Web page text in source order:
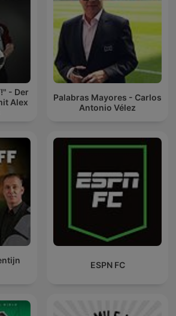
- Der
Alex
Palabras Mayores - Carlos
Antonio Vélez
ESPN FC